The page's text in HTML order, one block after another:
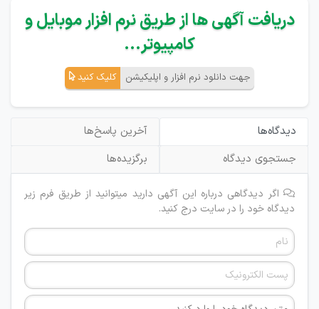
دریافت آگهی ها از طریق نرم افزار موبایل و
کامپیوتر...
جهت دانلود نرم افزار و اپلیکیشن کلیک کنید
دیدگاه‌ها
آخرین پاسخ‌ها
جستجوی دیدگاه
برگزیده‌ها
اگر دیدگاهی درباره این آگهی دارید میتوانید از طریق فرم زیر
دیدگاه خود را در سایت درج کنید.